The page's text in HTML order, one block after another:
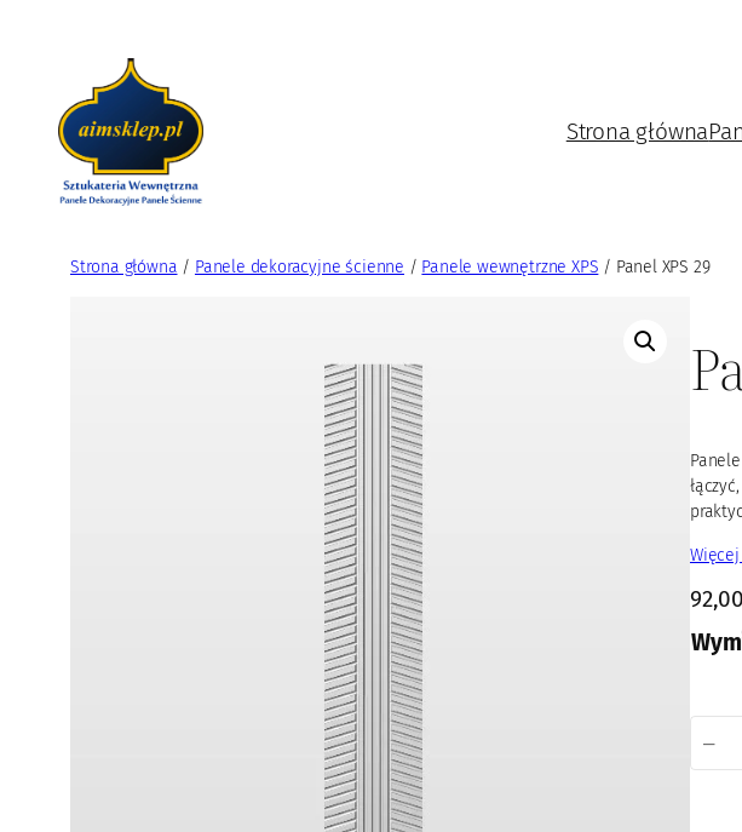
Strona główna
Strona główna / Panele dekoracyjne ścienne / Panele wewnętrzne XPS / Panel XPS 29
92,00
l
–